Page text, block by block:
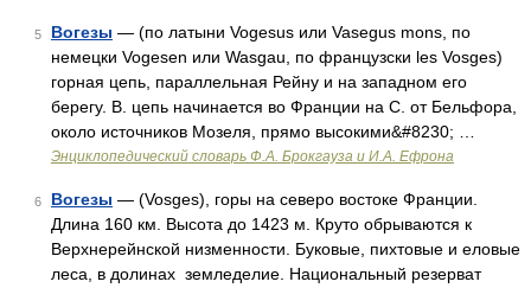
5 Вогезы — (по латыни Vogesus или Vasegus mons, по
немецки Vogesen или Wasgau, по французски les Vosges)
горная цепь, параллельная Рейну и на западном его
берегу. В. цепь начинается во Франции на С. от Бельфора,
около источников Мозеля, прямо высокими&#8230; …
Энциклопедический словарь Ф.А. Брокгауза и И.А. Ефрона
6 Вогезы — (Vosges), горы на северо востоке Франции.
Длина 160 км. Высота до 1423 м. Круто обрываются к
Верхнерейнской низменности. Буковые, пихтовые и еловые
леса, в долинах земледелие. Национальный резерват